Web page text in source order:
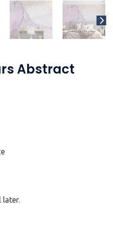
Abstract
later.